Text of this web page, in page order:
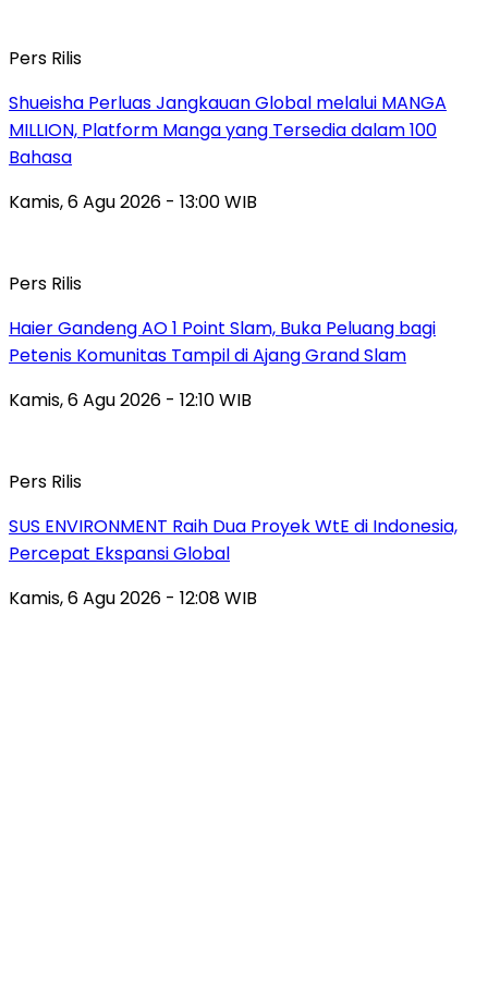
Pers Rilis
Shueisha Perluas Jangkauan Global melalui MANGA
MILLION, Platform Manga yang Tersedia dalam 100
Bahasa
Kamis, 6 Agu 2026 - 13:00 WIB
Pers Rilis
Haier Gandeng AO 1 Point Slam, Buka Peluang bagi
Petenis Komunitas Tampil di Ajang Grand Slam
Kamis, 6 Agu 2026 - 12:10 WIB
Pers Rilis
SUS ENVIRONMENT Raih Dua Proyek WtE di Indonesia,
Percepat Ekspansi Global
Kamis, 6 Agu 2026 - 12:08 WIB